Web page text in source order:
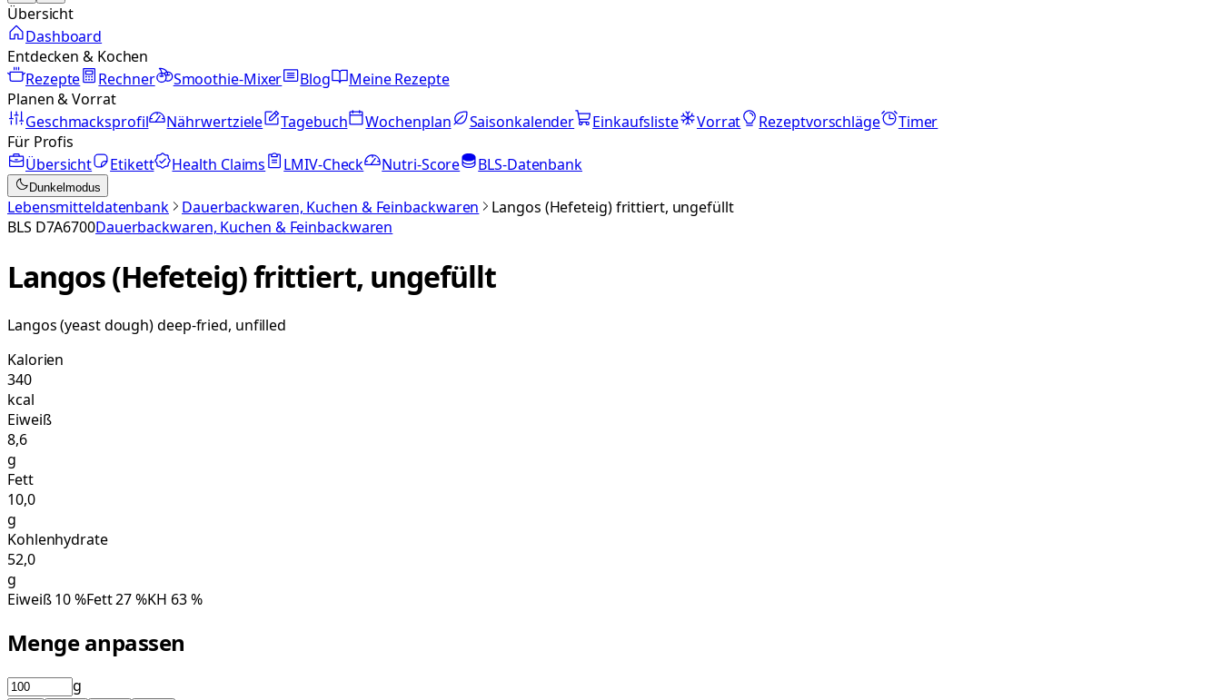
Übersicht
Dashboard
Entdecken & Kochen
Rezepte
Rechner Smoothie-Mixer Blog
Meine Rezepte
Planen & Vorrat
Geschmacksprofil
Nährwertziele Tagebuch Wochenplan Saisonkalender Einkaufsliste Vorrat Rezeptvorschläge
Timer
Für Profis
Übersicht
Etikett Health Claims LMIV-Check Nutri-Score BLS-Datenbank
Dunkelmodus
Lebensmitteldatenbank Dauerbackwaren, Kuchen & Feinbackwaren
Langos (Hefeteig) frittiert, ungefüllt
BLS D7A6700Dauerbackwaren, Kuchen & Feinbackwaren
Langos (Hefeteig) frittiert, ungefüllt
Langos (yeast dough) deep-fried, unfilled
Kalorien
340
kcal
Eiweiß
8,6
g
Fett
10,0
g
Kohlenhydrate
52,0
g
Eiweiß10%Fett27%KH 63%
Menge anpassen
g